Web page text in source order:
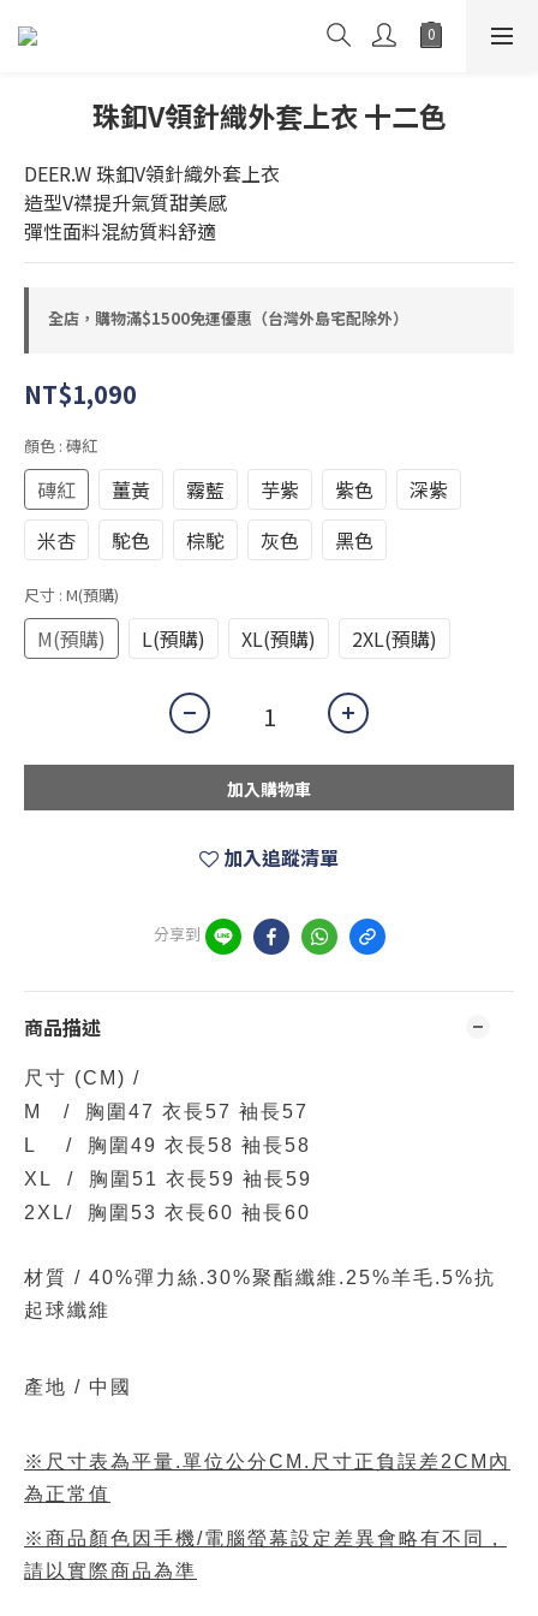
珠釦V領針織外套上衣 十二色
DEER.W 珠釦V領針織外套上衣
造型V襟提升氣質甜美感
彈性面料混紡質料舒適
全店，購物滿$1500免運優惠（台灣外島宅配除外）
NT$1,090
顏色 : 磚紅
磚紅 薑黃 霧藍 芋紫 紫色
深紫
米杏
駝色 棕駝 灰色 黑色
尺寸 : M(預購)
M(預購) L(預購) XL(預購) 2XL(預購)
加入購物車
加入追蹤清單
分享到
商品描述
尺寸 (CM) /
M / 胸圍47 衣長57 袖長57
L / 胸圍49 衣長58 袖長58
XL / 胸圍51 衣長59 袖長59
2XL/ 胸圍53 衣長60 袖長60
材質 / 40%彈力絲.30%聚酯纖維.25%羊毛.5%抗
起球纖維
產地 / 中國
※尺寸表為平量.單位公分CM.尺寸正負誤差2CM內
為正常值
※商品顏色因手機/電腦螢幕設定差異會略有不同，
請以實際商品為準